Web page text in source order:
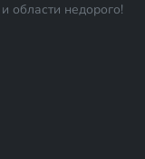
области недорого!